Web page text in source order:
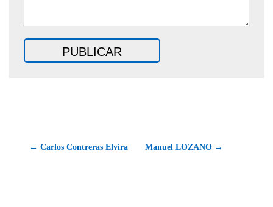
← Carlos Contreras Elvira Manuel LOZANO →